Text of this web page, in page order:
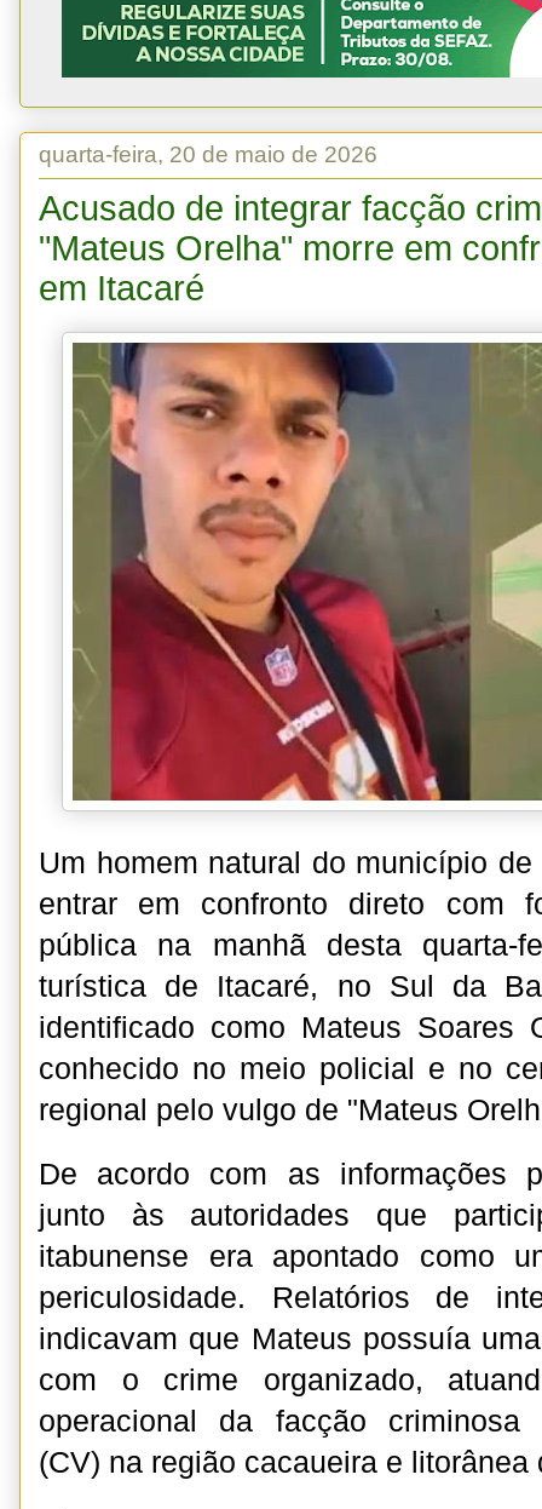
quarta-feira, 20 de maio de 2026
Acusado de integrar facção
"Mateus Orelha" morre em
em Itacaré
Um homem natural do município
entrar em confronto direto com
pública na manhã desta quarta-
turística de Itacaré, no Sul da
identificado como Mateus Soares
conhecido no meio policial e no
regional pelo vulgo de "Mateus
De acordo com as informações
junto às autoridades que
itabunense era apontado como
periculosidade. Relatórios de
indicavam que Mateus possuía
com o crime organizado,
operacional da facção criminosa
(CV) na região cacaueira e litorânea